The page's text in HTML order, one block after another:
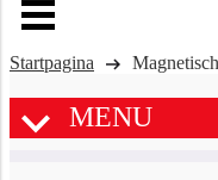
Startpagina
MENU